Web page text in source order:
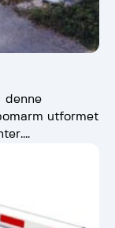
denne
utformet